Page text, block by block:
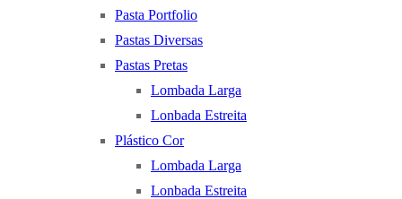
Pasta Portfolio
Pastas Diversas
Pastas Pretas
Lombada Larga
Lonbada Estreita
Plástico Cor
Lombada Larga
Lonbada Estreita